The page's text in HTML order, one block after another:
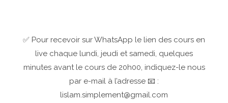
✅ Pour recevoir sur WhatsApp le lien des cours en
live chaque lundi, jeudi et samedi, quelques
minutes avant le cours de 20h00, indiquez-le nous
par e-mail à l’adresse 📧 :
lislam.simplement@gmail.com